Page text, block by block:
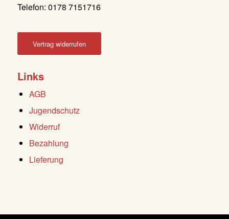
Telefon: 0178 7151716
Vertrag widerrufen
Links
AGB
Jugendschutz
Widerruf
Bezahlung
Lieferung